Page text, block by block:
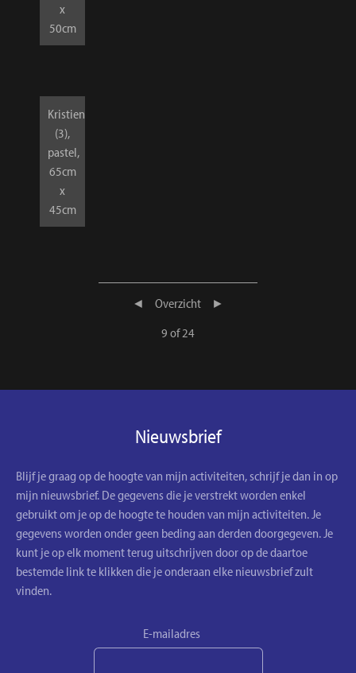
x
50cm
Kristien
(3),
pastel,
65cm
x
45cm
◄ Overzicht
►
9 of 24
Nieuwsbrief
Blijf je graag op de hoogte van mijn activiteiten, schrijf je dan in op
mijn nieuwsbrief. De gegevens die je verstrekt worden enkel
gebruikt om je op de hoogte te houden van mijn activiteiten. Je
gegevens worden onder geen beding aan derden doorgegeven. Je
kunt je op elk moment terug uitschrijven door op de daartoe
bestemde link te klikken die je onderaan elke nieuwsbrief zult
vinden.
E-mailadres